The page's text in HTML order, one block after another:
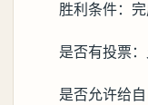
胜利条件：
是否有投票
是否允许给